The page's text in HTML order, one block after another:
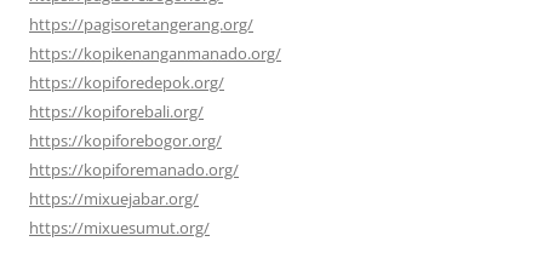
https://pagisoretangerang.org/
https://kopikenanganmanado.org/
https://kopiforedepok.org/
https://kopiforebali.org/
https://kopiforebogor.org/
https://kopiforemanado.org/
https://mixuejabar.org/
https://mixuesumut.org/